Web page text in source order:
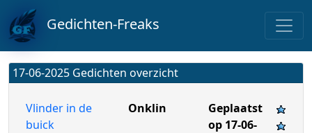
Gedichten-Freaks
17-06-2025 Gedichten overzicht
Vlinder in de
buick
Onklin
Geplaatst
op 17-06-